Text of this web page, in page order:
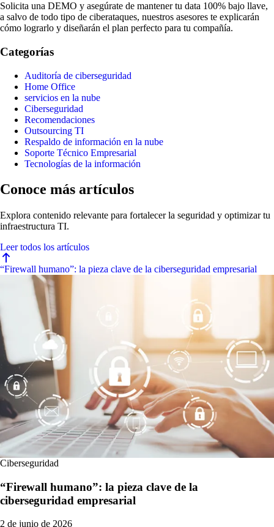
Solicita una DEMO y asegúrate de mantener tu data 100% bajo llave,
a salvo de todo tipo de ciberataques, nuestros asesores te explicarán
cómo lograrlo y diseñarán el plan perfecto para tu compañía.
Categorías
Auditoría de ciberseguridad
Home Office
servicios en la nube
Ciberseguridad
Recomendaciones
Outsourcing TI
Respaldo de información en la nube
Soporte Técnico Empresarial
Tecnologías de la información
Conoce más artículos
Explora contenido relevante para fortalecer la seguridad y optimizar tu
infraestructura TI.
Leer todos los artículos
“Firewall humano”: la pieza clave de la ciberseguridad empresarial
Ciberseguridad
“Firewall humano”: la pieza clave de la
ciberseguridad empresarial
2 de junio de 2026